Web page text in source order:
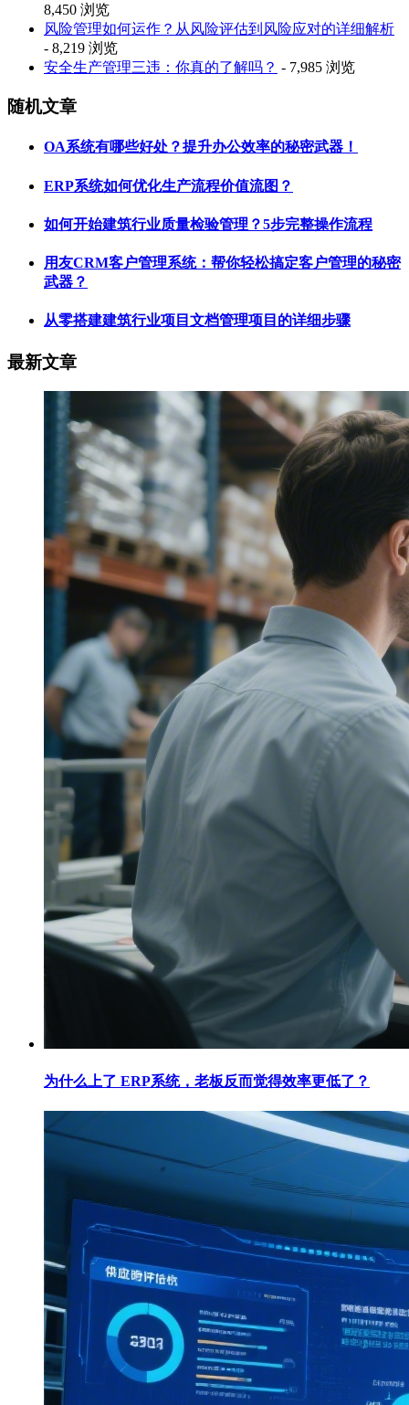
8,450 浏览
风险管理如何运作？从风险评估到风险应对的详细解析
- 8,219 浏览
安全生产管理三违：你真的了解吗？ - 7,985 浏览
随机文章
OA系统有哪些好处？提升办公效率的秘密武器！
ERP系统如何优化生产流程价值流图？
如何开始建筑行业质量检验管理？5步完整操作流程
用友CRM客户管理系统：帮你轻松搞定客户管理的秘密
武器？
从零搭建建筑行业项目文档管理项目的详细步骤
最新文章
为什么上了 ERP系统，老板反而觉得效率更低了？